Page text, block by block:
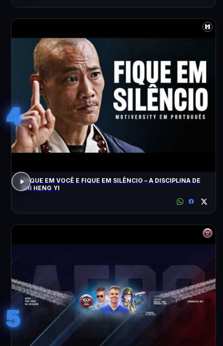
4
FOQUE EM VOCÊ E FIQUE EM SILÊNCIO – A DISCIPLINA DE
SHI HENG YI
5